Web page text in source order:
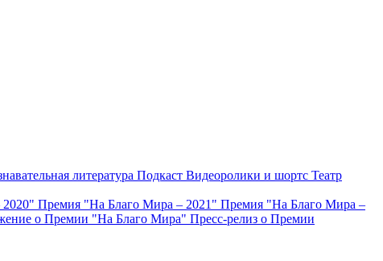
литература Подкаст Видеоролики и шортс Театр
Премия "На Благо Мира – 2021" Премия "На Благо Мира –
о Премии "На Благо Мира" Пресс-релиз о Премии